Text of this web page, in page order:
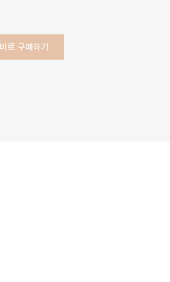
바로 구매하기